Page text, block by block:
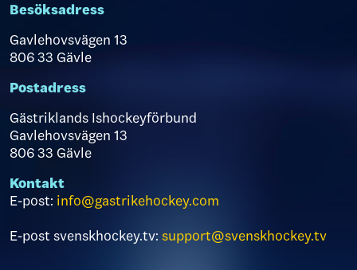
Besöksadress
Gavlehovsvägen 13
806 33 Gävle
Postadress
Gästriklands Ishockeyförbund
Gavlehovsvägen 13
806 33 Gävle
Kontakt
E-post: info@gastrikehockey.com
E-post svenskhockey.tv: support@svenskhockey.tv